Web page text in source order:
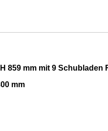
859 mm mit 9 Schubladen
mm